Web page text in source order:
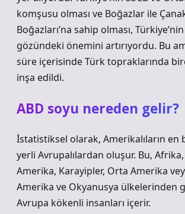
komşusu olması ve Boğazlar ile
Boğazları’na sahip olması,
gözündeki önemini artırıyordu. Bu
süre içerisinde Türk topraklarında
inşa edildi.
ABD soyu nereden gelir?
İstatistiksel olarak, Amerikalıların en
yerli Avrupalılardan oluşur. Bu,
Amerika, Karayipler, Orta Amerika
Amerika ve Okyanusya ülkelerinden
Avrupa kökenli insanları içerir.